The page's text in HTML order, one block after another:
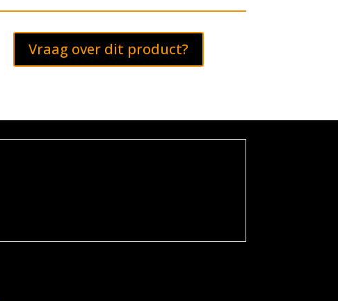
Vraag over dit product?